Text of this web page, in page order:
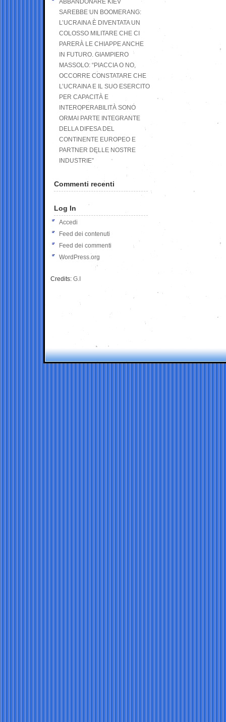
ABBANDONARE KIEV
SAREBBE UN BOOMERANG:
L’UCRAINA È DIVENTATA UN
COLOSSO MILITARE CHE CI
PARERÀ LE CHIAPPE ANCHE
IN FUTURO. GIAMPIERO
MASSOLO: “PIACCIA O NO,
OCCORRE CONSTATARE CHE
L’UCRAINA E IL SUO ESERCITO
PER CAPACITÀ E
INTEROPERABILITÀ SONO
ORMAI PARTE INTEGRANTE
DELLA DIFESA DEL
CONTINENTE EUROPEO E
PARTNER DELLE NOSTRE
INDUSTRIE”
Commenti recenti
Log In
Accedi
Feed dei contenuti
Feed dei commenti
WordPress.org
Credits: G.I